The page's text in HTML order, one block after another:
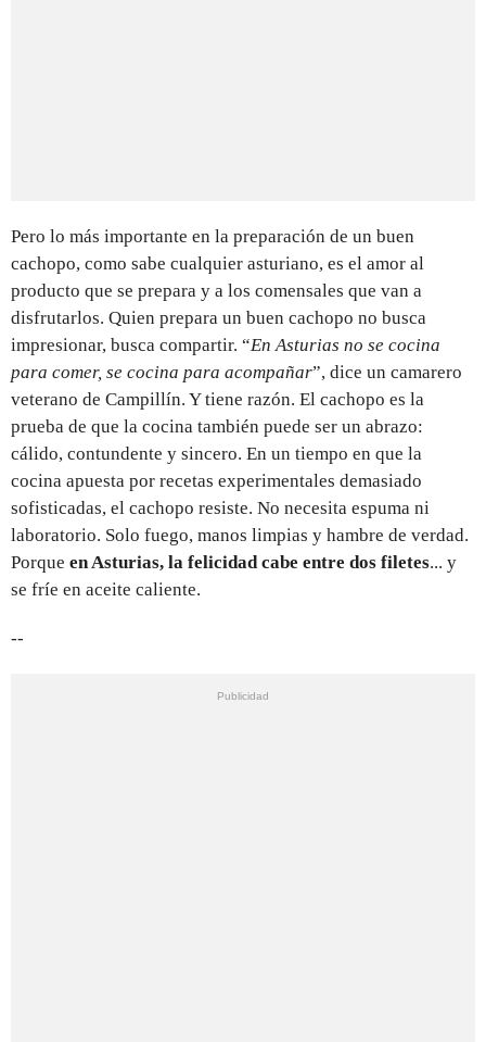
Pero lo más importante en la preparación de un buen
cachopo, como sabe cualquier asturiano, es el amor al
producto que se prepara y a los comensales que van a
disfrutarlos. Quien prepara un buen cachopo no busca
impresionar, busca compartir. “En Asturias no se cocina
para comer, se cocina para acompañar”, dice un camarero
veterano de Campillín. Y tiene razón. El cachopo es la
prueba de que la cocina también puede ser un abrazo:
cálido, contundente y sincero. En un tiempo en que la
cocina apuesta por recetas experimentales demasiado
sofisticadas, el cachopo resiste. No necesita espuma ni
laboratorio. Solo fuego, manos limpias y hambre de verdad.
Porque en Asturias, la felicidad cabe entre dos filetes... y
se fríe en aceite caliente.
--